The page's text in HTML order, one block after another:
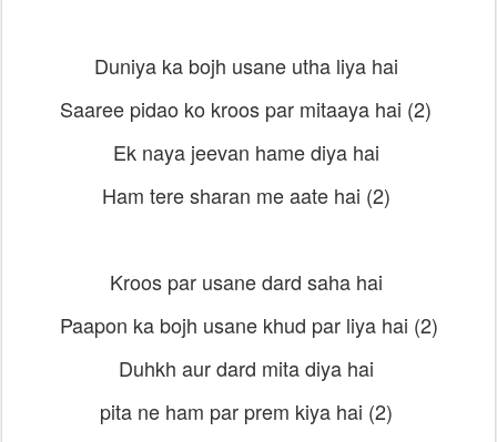
Duniya ka bojh usane utha liya hai
Saaree pidao ko kroos par mitaaya hai (2)
Ek naya jeevan hame diya hai
Ham tere sharan me aate hai (2)
Kroos par usane dard saha hai
Paapon ka bojh usane khud par liya hai (2)
Duhkh aur dard mita diya hai
pita ne ham par prem kiya hai (2)